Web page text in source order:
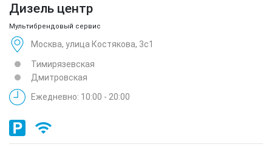
Дизель центр
Мультибрендовый сервис
Москва, улица Костякова, 3с1
Тимирязевская
Дмитровская
Ежедневно: 10:00 - 20:00